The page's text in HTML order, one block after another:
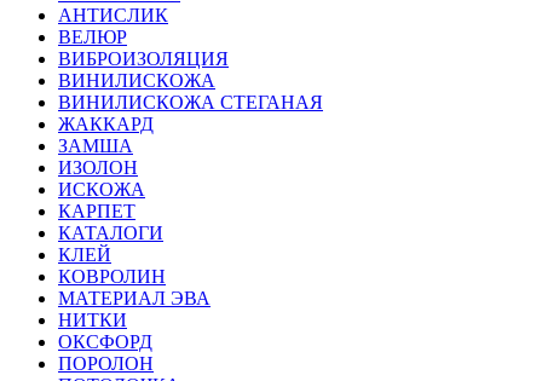
АНТИСЛИК
ВЕЛЮР
ВИБРОИЗОЛЯЦИЯ
ВИНИЛИСКОЖА
ВИНИЛИСКОЖА СТЕГАНАЯ
ЖАККАРД
ЗАМША
ИЗОЛОН
ИСКОЖА
КАРПЕТ
КАТАЛОГИ
КЛЕЙ
КОВРОЛИН
МАТЕРИАЛ ЭВА
НИТКИ
ОКСФОРД
ПОРОЛОН